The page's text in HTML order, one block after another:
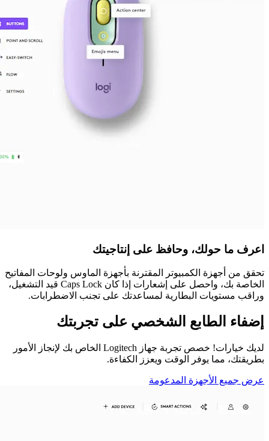
اعرف ما حولك، وحافظ على إنتاجيتك
تحقق من أجهزة الكمبيوتر المقترنة بأجهزة الماوس ولوحات المفاتيح
الخاصة بك، واحصل على إشعارات إذا كان Caps Lock قيد التشغيل،
وراقب مستويات البطارية لمساعدتك على تجنب الاضطرابات.
إضفاء الطابع الشخصي على تجربتك
لديك خيارات! خصص تجربة جهاز Logitech الخاص بك لإنجاز الأمور
بطريقتك، مما يوفر الوقت ويعزز الكفاءة.
عرض جميع الأجهزة المدعومة